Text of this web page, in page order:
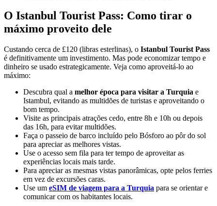
O Istanbul Tourist Pass: Como tirar o
máximo proveito dele
Custando cerca de £120 (libras esterlinas), o Istanbul Tourist Pass
é definitivamente um investimento. Mas pode economizar tempo e
dinheiro se usado estrategicamente. Veja como aproveitá-lo ao
máximo:
Descubra qual a melhor época para visitar a Turquia e
Istambul, evitando as multidões de turistas e aproveitando o
bom tempo.
Visite as principais atrações cedo, entre 8h e 10h ou depois
das 16h, para evitar multidões.
Faça o passeio de barco incluído pelo Bósforo ao pôr do sol
para apreciar as melhores vistas.
Use o acesso sem fila para ter tempo de aproveitar as
experiências locais mais tarde.
Para apreciar as mesmas vistas panorâmicas, opte pelos ferries
em vez de excursões caras.
Use um eSIM de viagem para a Turquia para se orientar e
comunicar com os habitantes locais.